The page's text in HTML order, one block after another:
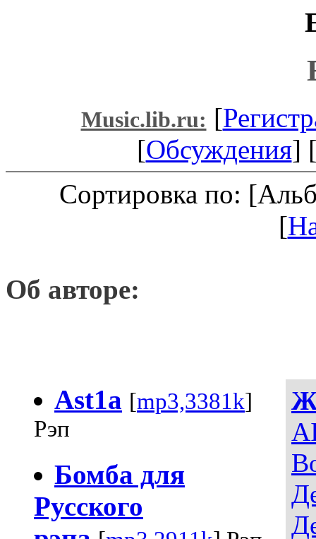
Music.lib.ru: [
[Обсуждения]
Сортировка по:
[
Об авторе:
Ast1a [mp3,3381k]
Рэп
Бомба для
Русского